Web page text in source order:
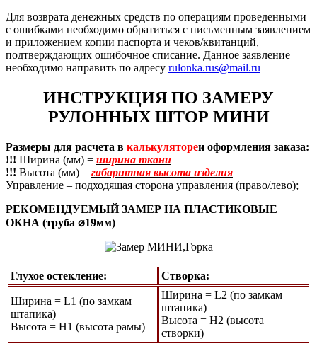
Для возврата денежных средств по операциям проведенными
с ошибками необходимо обратиться с письменным заявлением
и приложением копии паспорта и чеков/квитанций,
подтверждающих ошибочное списание. Данное заявление
необходимо направить по адресу rulonka.rus@mail.ru
ИНСТРУКЦИЯ ПО ЗАМЕРУ
РУЛОННЫХ ШТОР МИНИ
Размеры для расчета в калькулятореи оформления заказа:
!!! Ширина (мм) = ширина ткани
!!! Высота (мм) = габаритная высота изделия
Управление – подходящая сторона управления (право/лево);
РЕКОМЕНДУЕМЫЙ ЗАМЕР НА ПЛАСТИКОВЫЕ
ОКНА (труба ⌀19мм)
Глухое остекление: Створка:
Ширина = L1 (по замкам
штапика)
Высота = Н1 (высота рамы)
Ширина = L2 (по замкам
штапика)
Высота = H2 (высота
створки)